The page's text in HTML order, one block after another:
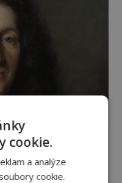
cookie.
a analýze
cookie.